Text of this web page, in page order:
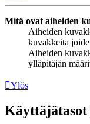
Mitä ovat aiheiden
Aiheiden
kuvakkeita
Aiheiden
ylläpitäjän
Ylös